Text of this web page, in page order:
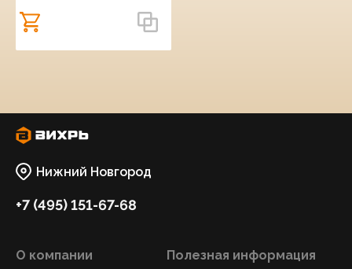
Нижний Новгород
+7 (495) 151-67-68
О компании Полезная информация